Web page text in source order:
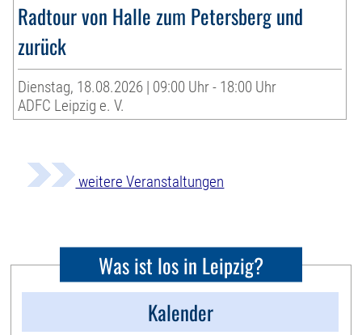
Radtour von Halle zum Petersberg und
zurück
Dienstag, 18.08.2026 | 09:00 Uhr - 18:00 Uhr
ADFC Leipzig e. V.
weitere Veranstaltungen
Was ist los in Leipzig?
Kalender